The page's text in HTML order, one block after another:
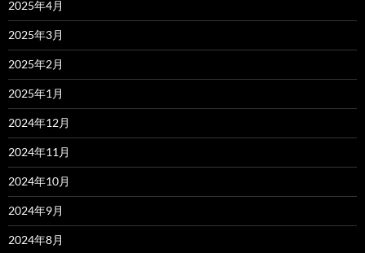
2025年4月
2025年3月
2025年2月
2025年1月
2024年12月
2024年11月
2024年10月
2024年9月
2024年8月